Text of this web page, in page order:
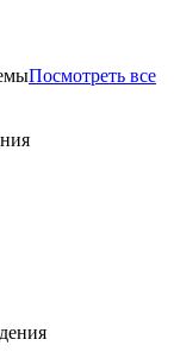
Посмотреть все